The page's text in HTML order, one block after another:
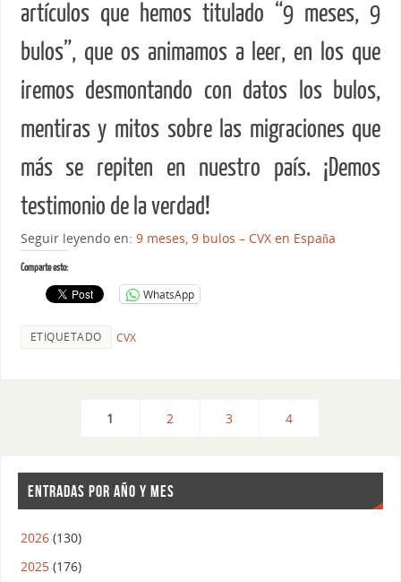
artículos que hemos titulado “9 meses, 9
bulos”, que os animamos a leer, en los que
iremos desmontando con datos los bulos,
mentiras y mitos sobre las migraciones que
más se repiten en nuestro país. ¡Demos
testimonio de la verdad!
Seguir leyendo en: 9 meses, 9 bulos – CVX en España
Comparte esto:
WhatsApp
ETIQUETADO CVX
1 2 3 4
ENTRADAS POR AÑO Y MES
2026(130)
2025(176)